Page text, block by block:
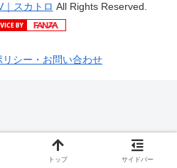
｜スカトロ All Rights Reserved.
シー・お問い合わせ
トップ サイドバー